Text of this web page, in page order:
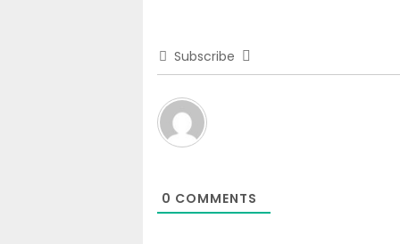
Subscribe
0 COMMENTS